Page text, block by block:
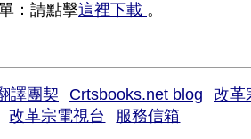
：請點擊這裡下載 。
譯團契 Crtsbooks.net blog
改革
改革宗電視台 服務信箱